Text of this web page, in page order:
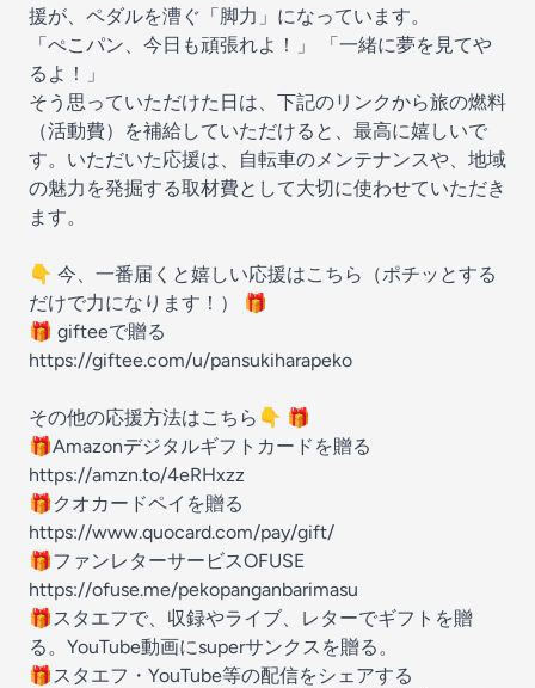
援が、ペダルを漕ぐ「脚力」になっています。
「ぺこパン、今日も頑張れよ！」 「一緒に夢を見てや
るよ！」
そう思っていただけた日は、下記のリンクから旅の燃料
（活動費）を補給していただけると、最高に嬉しいで
す。いただいた応援は、自転車のメンテナンスや、地域
の魅力を発掘する取材費として大切に使わせていただき
ます。
👇 今、一番届くと嬉しい応援はこちら（ポチッとする
だけで力になります！） 🎁
🎁 gifteeで贈る
https://giftee.com/u/pansukiharapeko
その他の応援方法はこちら👇 🎁
🎁Amazonデジタルギフトカードを贈る
https://amzn.to/4eRHxzz
🎁クオカードペイを贈る
https://www.quocard.com/pay/gift/
🎁ファンレターサービスOFUSE
https://ofuse.me/pekopanganbarimasu
🎁スタエフで、収録やライブ、レターでギフトを贈
る。YouTube動画にsuperサンクスを贈る。
🎁スタエフ・YouTube等の配信をシェアする